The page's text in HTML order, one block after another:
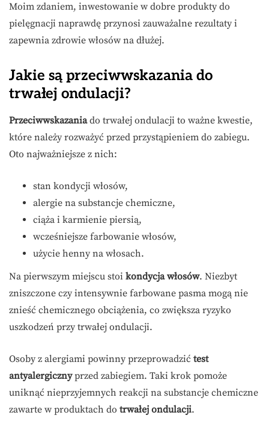
Moim zdaniem, inwestowanie w dobre produkty do
pielęgnacji naprawdę przynosi zauważalne rezultaty i
zapewnia zdrowie włosów na dłużej.
Jakie są przeciwwskazania do
trwałej ondulacji?
Przeciwwskazaniado trwałej ondulacji to ważne kwestie,
które należy rozważyć przed przystąpieniem do zabiegu.
Oto najważniejsze z nich:
stan kondycji włosów,
alergie na substancje chemiczne,
ciąża i karmienie piersią,
wcześniejsze farbowanie włosów,
użycie henny na włosach.
Na pierwszym miejscu stoi kondycja włosów. Niezbyt
zniszczone czy intensywnie farbowane pasma mogą nie
znieść chemicznego obciążenia, co zwiększa ryzyko
uszkodzeń przy trwałej ondulacji.
Osoby z alergiami powinny przeprowadzić test
antyalergicznyprzed zabiegiem. Taki krok pomoże
uniknąć nieprzyjemnych reakcji na substancje chemiczne
zawarte w produktach do trwałej ondulacji.